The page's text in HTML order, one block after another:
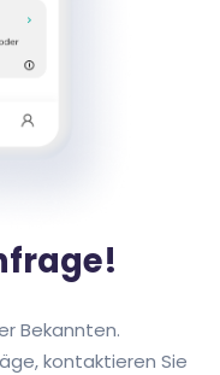
Bekannten.
kontaktieren Sie